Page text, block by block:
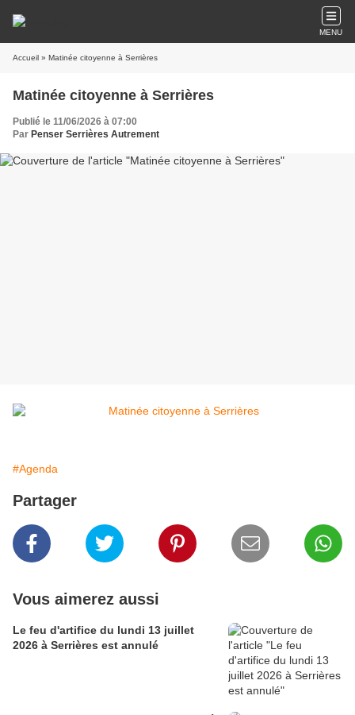
MENU
Accueil » Matinée citoyenne à Serrières
Matinée citoyenne à Serrières
Publié le 11/06/2026 à 07:00
Par Penser Serrières Autrement
#Agenda
Partager
Vous aimerez aussi
Le feu d'artifice du lundi 13 juillet
2026 à Serrières est annulé